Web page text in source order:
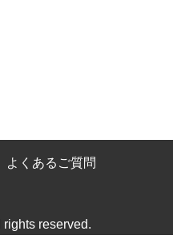
よくあるご質問
reserved.